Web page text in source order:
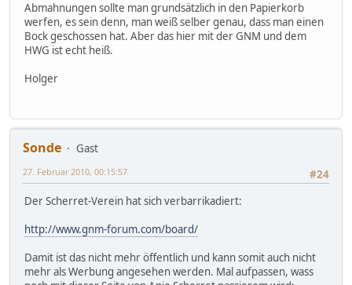
Abmahnungen sollte man grundsätzlich in den Papierkorb
werfen, es sein denn, man weiß selber genau, dass man einen
Bock geschossen hat. Aber das hier mit der GNM und dem
HWG ist echt heiß.
Holger
Sonde
Gast
#24
27. Februar 2010, 00:15:57
Der Scherret-Verein hat sich verbarrikadiert:
http://www.gnm-forum.com/board/
Damit ist das nicht mehr öffentlich und kann somit auch nicht
mehr als Werbung angesehen werden. Mal aufpassen, wass